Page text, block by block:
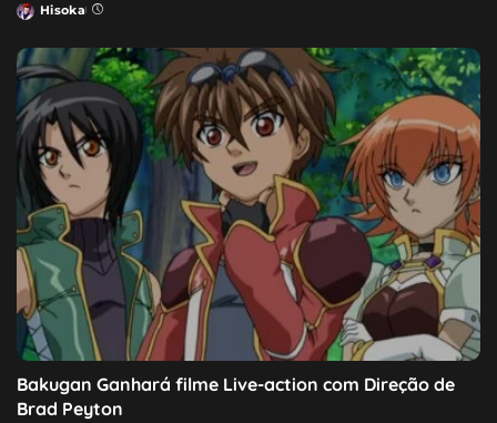
Posted
Hisoka
Bakugan Ganhará filme Live-action com Direção de
Brad Peyton